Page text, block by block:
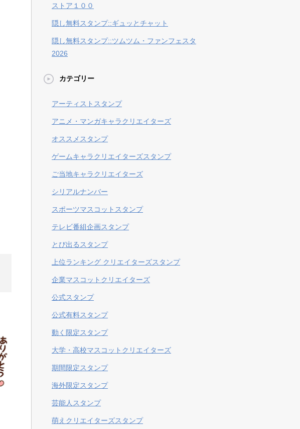
ストア１００
隠し無料スタンプ::ギュッとチャット
隠し無料スタンプ::ツムツム・ファンフェスタ
2026
カテゴリー
アーティストスタンプ
アニメ・マンガキャラクリエイターズ
オススメスタンプ
ゲームキャラクリエイターズスタンプ
ご当地キャラクリエイターズ
シリアルナンバー
スポーツマスコットスタンプ
テレビ番組企画スタンプ
とび出るスタンプ
上位ランキング クリエイターズスタンプ
企業マスコットクリエイターズ
公式スタンプ
公式有料スタンプ
動く限定スタンプ
大学・高校マスコットクリエイターズ
期間限定スタンプ
海外限定スタンプ
芸能人スタンプ
萌えクリエイターズスタンプ